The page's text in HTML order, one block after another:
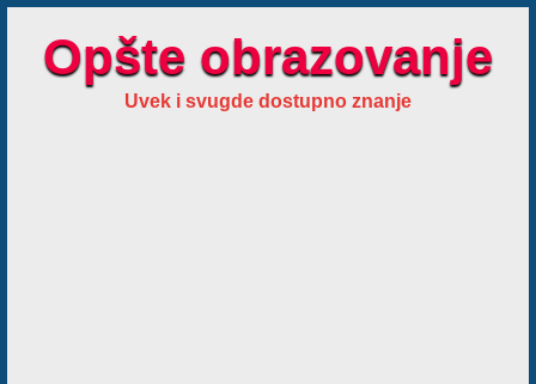
Opšte obrazovanje
Uvek i svugde dostupno znanje